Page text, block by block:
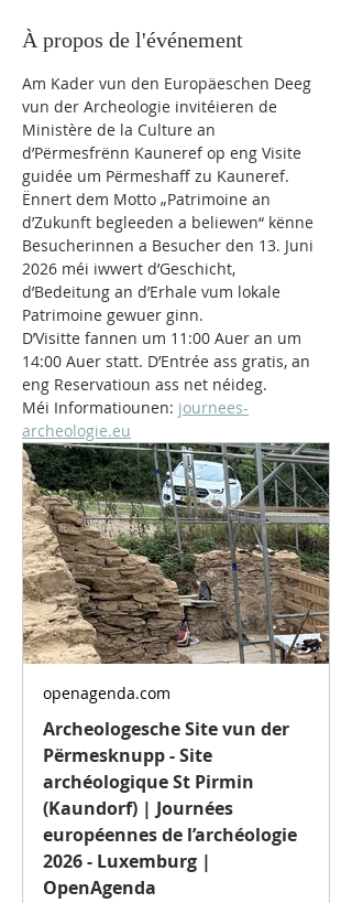
À propos de l'événement
Am Kader vun den Europäeschen Deeg
vun der Archeologie invitéieren de
Ministère de la Culture an
d’Përmesfrënn Kauneref op eng Visite
guidée um Përmeshaff zu Kauneref.
Ënnert dem Motto „Patrimoine an
d’Zukunft begleeden a beliewen“ kënne
Besucherinnen a Besucher den 13. Juni
2026 méi iwwert d’Geschicht,
d’Bedeitung an d’Erhale vum lokale
Patrimoine gewuer ginn.
D’Visitte fannen um 11:00 Auer an um
14:00 Auer statt. D’Entrée ass gratis, an
eng Reservatioun ass net néideg.
Méi Informatiounen: journees-
archeologie.eu
openagenda.com
Archeologesche Site vun der
Përmesknupp - Site
archéologique St Pirmin
(Kaundorf) | Journées
européennes de l’archéologie
2026 - Luxemburg |
OpenAgenda